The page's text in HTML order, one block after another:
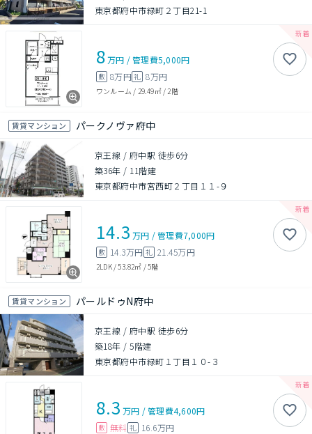
東京都府中市緑町２丁目21-1
8万円 /管理費5,000円
敷 8万円礼 8万円
ワンルーム / 29.49㎡/ 2階
賃貸マンション パークノヴァ府中
京王線 / 府中駅 徒歩6分
築36年 / 11階建
東京都府中市宮西町２丁目１１-９
14.3 万円 /管理費7,000円
敷 14.3万円 礼 21.45万円
2LDK/53.82㎡ /5階
賃貸マンション パールドゥN府中
京王線 / 府中駅 徒歩6分
築18年 /5階建
東京都府中市緑町１丁目１０-３
8.3 万円 /管理費4,600円
敷 無料 礼 16.6万円